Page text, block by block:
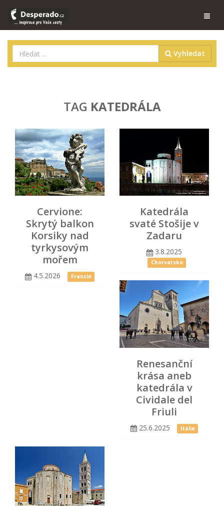
Vyhledat
TAG KATEDRÁLA
Cervione:
Skrytý balkon
Korsiky nad
tyrkysovým
mořem
4.5.2026 Francie
Katedrála
svaté Stošije v
Zadaru
3.8.2025
Chorvatsko
Renesanční
krása aneb
katedrála v
Cividale del
Friuli
25.6.2025 Itálie